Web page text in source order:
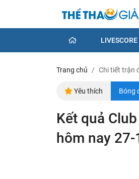
LIVESCORE
Trang chủ Chi tiết trận
Yêu thích Bóng
Kết quả
hôm nay